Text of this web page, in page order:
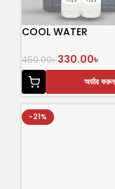
COOL WATER
450.00৳330.00৳
অর্ডার করুন
-21%